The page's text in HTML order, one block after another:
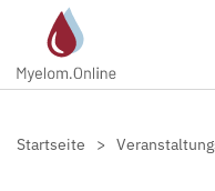
Zum Hauptinhalt
Startseite